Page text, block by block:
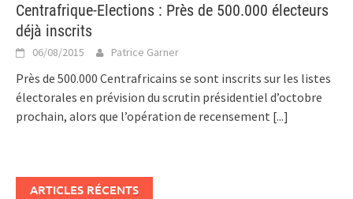
Centrafrique-Elections : Près de 500.000 électeurs
déjà inscrits
06/08/2015 Patrice Garner
Près de 500.000 Centrafricains se sont inscrits sur les listes
électorales en prévision du scrutin présidentiel d’octobre
prochain, alors que l’opération de recensement [...]
ARTICLES RÉCENTS